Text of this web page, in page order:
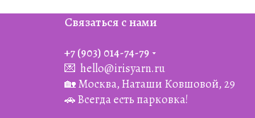
Связаться с нами
+7 (903) 014-74-79‬
💌 hello@irisyarn.ru
🏡 Москва, Наташи Ковшовой, 29
🚗 Всегда есть парковка!